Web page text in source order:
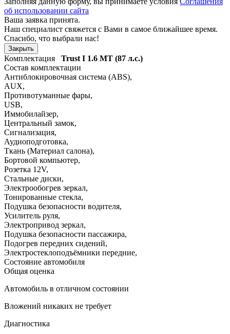
об использовании сайта
Ваша заявка принята.
Наш специалист свяжется с Вами в самое ближайшее время.
Спасибо, что выбрали нас!
Закрыть
Комплектация Trust I 1.6 MT (87 л.с.)
Состав комплектации
Антиблокировочная система (ABS),
AUX,
Противотуманные фары,
USB,
Иммобилайзер,
Центральный замок,
Сигнализация,
Аудиоподготовка,
Ткань (Материал салона),
Бортовой компьютер,
Розетка 12V,
Стальные диски,
Электрообогрев зеркал,
Тонированные стекла,
Подушка безопасности водителя,
Усилитель руля,
Электропривод зеркал,
Подушка безопасности пассажира,
Подогрев передних сидений,
Электростеклоподъёмники передние,
Состояние автомобиля
Общая оценка
Автомобиль в отличном состоянии
Вложений никаких не требует
Диагностика